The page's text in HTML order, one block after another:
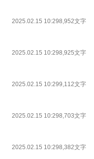
2025.02.15 10:298,952文字
2025.02.15 10:298,925文字
2025.02.15 10:299,112文字
2025.02.15 10:298,703文字
2025.02.15 10:298,382文字